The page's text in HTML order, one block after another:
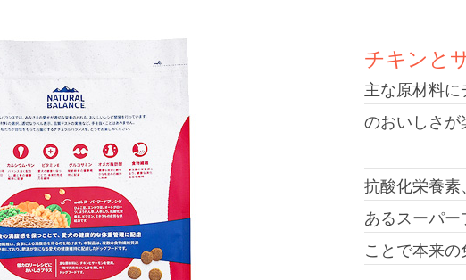
チキンと
主な原材料
のおいしさ
抗酸化栄養
あるスーパ
ことで本来